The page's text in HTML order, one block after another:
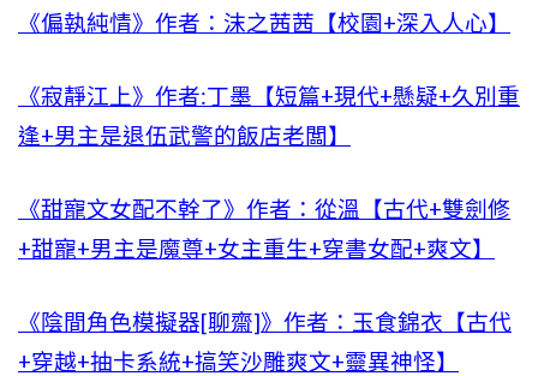
《偏執純情》作者：沫之茜茜【校園+深入人心】
《寂靜江上》作者:丁墨【短篇+現代+懸疑+久別重
逢+男主是退伍武警的飯店老闆】
《甜寵文女配不幹了》作者：從溫【古代+雙劍修
+甜寵+男主是魔尊+女主重生+穿書女配+爽文】
《陰間角色模擬器[聊齋]》作者：玉食錦衣【古代
+穿越+抽卡系統+搞笑沙雕爽文+靈異神怪】